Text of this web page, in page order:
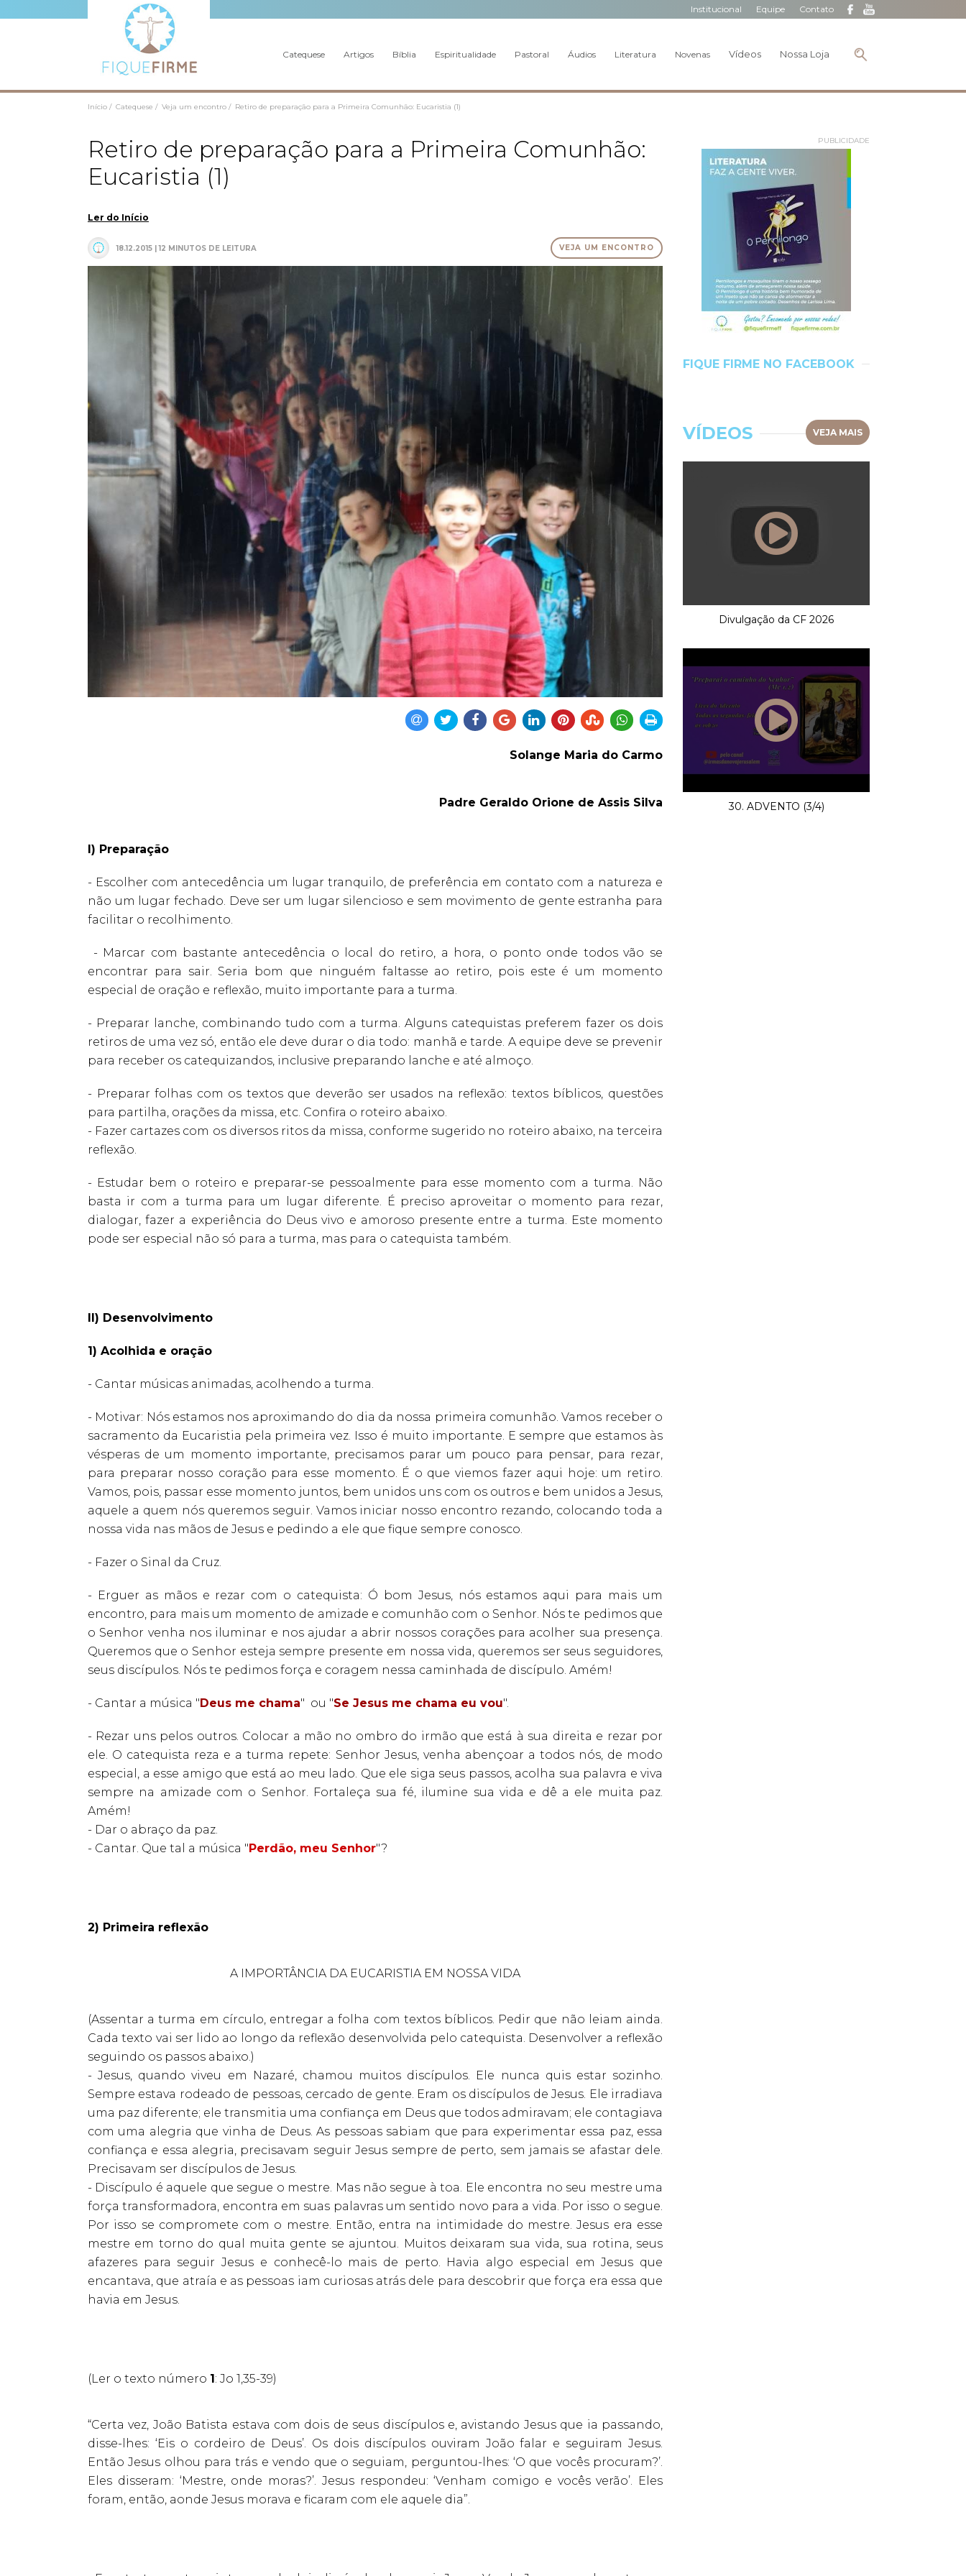
Institucional Equipe Contato
Catequese Artigos Bíblia Espiritualidade Pastoral Áudios Literatura Novenas Vídeos Nossa Loja
Início / Catequese / Veja um encontro / Retiro de preparação para a Primeira Comunhão: Eucaristia (1)
Retiro de preparação para a Primeira Comunhão:
Eucaristia (1)
Ler do Início
18.12.2015 | 12 MINUTOS DE LEITURA VEJA UM ENCONTRO
Solange Maria do Carmo
Padre Geraldo Orione de Assis Silva
I) Preparação
- Escolher com antecedência um lugar tranquilo, de preferência em contato com a natureza e
não um lugar fechado. Deve ser um lugar silencioso e sem movimento de gente estranha para
facilitar o recolhimento.
- Marcar com bastante antecedência o local do retiro, a hora, o ponto onde todos vão se
encontrar para sair. Seria bom que ninguém faltasse ao retiro, pois este é um momento
especial de oração e reflexão, muito importante para a turma.
- Preparar lanche, combinando tudo com a turma. Alguns catequistas preferem fazer os dois
retiros de uma vez só, então ele deve durar o dia todo: manhã e tarde. A equipe deve se prevenir
para receber os catequizandos, inclusive preparando lanche e até almoço.
- Preparar folhas com os textos que deverão ser usados na reflexão: textos bíblicos, questões
para partilha, orações da missa, etc. Confira o roteiro abaixo.
- Fazer cartazes com os diversos ritos da missa, conforme sugerido no roteiro abaixo, na terceira
reflexão.
- Estudar bem o roteiro e preparar-se pessoalmente para esse momento com a turma. Não
basta ir com a turma para um lugar diferente. É preciso aproveitar o momento para rezar,
dialogar, fazer a experiência do Deus vivo e amoroso presente entre a turma. Este momento
pode ser especial não só para a turma, mas para o catequista também.
II) Desenvolvimento
1) Acolhida e oração
- Cantar músicas animadas, acolhendo a turma.
- Motivar: Nós estamos nos aproximando do dia da nossa primeira comunhão. Vamos receber o
sacramento da Eucaristia pela primeira vez. Isso é muito importante. E sempre que estamos às
vésperas de um momento importante, precisamos parar um pouco para pensar, para rezar,
para preparar nosso coração para esse momento. É o que viemos fazer aqui hoje: um retiro.
Vamos, pois, passar esse momento juntos, bem unidos uns com os outros e bem unidos a Jesus,
aquele a quem nós queremos seguir. Vamos iniciar nosso encontro rezando, colocando toda a
nossa vida nas mãos de Jesus e pedindo a ele que fique sempre conosco.
- Fazer o Sinal da Cruz.
- Erguer as mãos e rezar com o catequista: Ó bom Jesus, nós estamos aqui para mais um
encontro, para mais um momento de amizade e comunhão com o Senhor. Nós te pedimos que
o Senhor venha nos iluminar e nos ajudar a abrir nossos corações para acolher sua presença.
Queremos que o Senhor esteja sempre presente em nossa vida, queremos ser seus seguidores,
seus discípulos. Nós te pedimos força e coragem nessa caminhada de discípulo. Amém!
- Cantar a música "Deus me chama" ou "Se Jesus me chama eu vou".
- Rezar uns pelos outros. Colocar a mão no ombro do irmão que está à sua direita e rezar por
ele. O catequista reza e a turma repete: Senhor Jesus, venha abençoar a todos nós, de modo
especial, a esse amigo que está ao meu lado. Que ele siga seus passos, acolha sua palavra e viva
sempre na amizade com o Senhor. Fortaleça sua fé, ilumine sua vida e dê a ele muita paz.
Amém!
- Dar o abraço da paz.
- Cantar. Que tal a música "Perdão, meu Senhor"?
2) Primeira reflexão
A IMPORTÂNCIA DA EUCARISTIA EM NOSSA VIDA
(Assentar a turma em círculo, entregar a folha com textos bíblicos. Pedir que não leiam ainda.
Cada texto vai ser lido ao longo da reflexão desenvolvida pelo catequista. Desenvolver a reflexão
seguindo os passos abaixo.)
- Jesus, quando viveu em Nazaré, chamou muitos discípulos. Ele nunca quis estar sozinho.
Sempre estava rodeado de pessoas, cercado de gente. Eram os discípulos de Jesus. Ele irradiava
uma paz diferente; ele transmitia uma confiança em Deus que todos admiravam; ele contagiava
com uma alegria que vinha de Deus. As pessoas sabiam que para experimentar essa paz, essa
confiança e essa alegria, precisavam seguir Jesus sempre de perto, sem jamais se afastar dele.
Precisavam ser discípulos de Jesus.
- Discípulo é aquele que segue o mestre. Mas não segue à toa. Ele encontra no seu mestre uma
força transformadora, encontra em suas palavras um sentido novo para a vida. Por isso o segue.
Por isso se compromete com o mestre. Então, entra na intimidade do mestre. Jesus era esse
mestre em torno do qual muita gente se ajuntou. Muitos deixaram sua vida, sua rotina, seus
afazeres para seguir Jesus e conhecê-lo mais de perto. Havia algo especial em Jesus que
encantava, que atraía e as pessoas iam curiosas atrás dele para descobrir que força era essa que
havia em Jesus.
(Ler o texto número 1: Jo 1,35-39)
“Certa vez, João Batista estava com dois de seus discípulos e, avistando Jesus que ia passando,
disse-lhes: ‘Eis o cordeiro de Deus’. Os dois discípulos ouviram João falar e seguiram Jesus.
Então Jesus olhou para trás e vendo que o seguiam, perguntou-lhes: ‘O que vocês procuram?’.
Eles disseram: ‘Mestre, onde moras?’. Jesus respondeu: ‘Venham comigo e vocês verão’. Eles
foram, então, aonde Jesus morava e ficaram com ele aquele dia”.
PUBLICIDADE
FIQUE FIRME NO FACEBOOK
VÍDEOS VEJA MAIS
Divulgação da CF 2026
30. ADVENTO (3/4)